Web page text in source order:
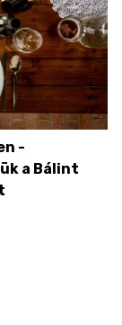
-
a Bálint